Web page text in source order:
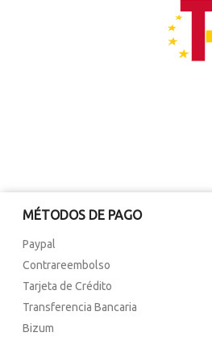
MÉTODOS DE PAGO
Paypal
Contrareembolso
Tarjeta de Crédito
Transferencia Bancaria
Bizum